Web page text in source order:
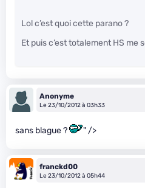
Lol c’est quoi cette parano ?
Et puis c’est totalement HS me
Anonyme
Le 23/10/2012 à 03h33
sans blague ? " />
franckd00
Le 23/10/2012 à 05h44